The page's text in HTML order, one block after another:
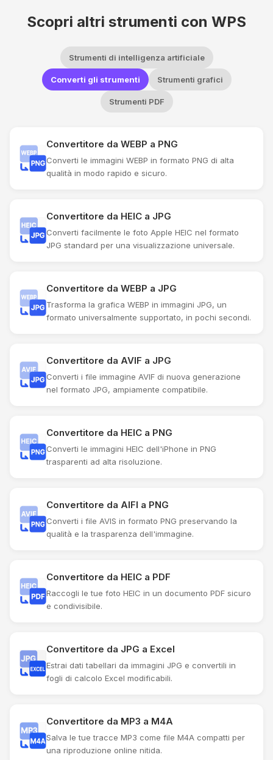
Scopri altri strumenti con WPS
Strumenti di intelligenza artificiale
Converti gli strumenti Strumenti grafici
Strumenti PDF
Convertitore da WEBP a PNG
Converti le immagini WEBP in formato PNG di alta
qualità in modo rapido e sicuro.
Convertitore da HEIC a JPG
Converti facilmente le foto Apple HEIC nel formato
JPG standard per una visualizzazione universale.
Convertitore da WEBP a JPG
Trasforma la grafica WEBP in immagini JPG, un
formato universalmente supportato, in pochi secondi.
Convertitore da AVIF a JPG
Converti i file immagine AVIF di nuova generazione
nel formato JPG, ampiamente compatibile.
Convertitore da HEIC a PNG
Converti le immagini HEIC dell'iPhone in PNG
trasparenti ad alta risoluzione.
Convertitore da AIFI a PNG
Converti i file AVIS in formato PNG preservando la
qualità e la trasparenza dell'immagine.
Convertitore da HEIC a PDF
Raccogli le tue foto HEIC in un documento PDF sicuro
e condivisibile.
Convertitore da JPG a Excel
Estrai dati tabellari da immagini JPG e convertili in
fogli di calcolo Excel modificabili.
Convertitore da MP3 a M4A
Salva le tue tracce MP3 come file M4A compatti per
una riproduzione online nitida.